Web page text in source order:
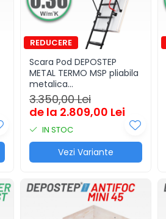
Scara Pod DEPOSTEP
METAL TERMO MSP pliabila
metalica
supertermoizolata
3.350,00 Lei
de la 2.809,00 Lei
IN STOC
Vezi Variante